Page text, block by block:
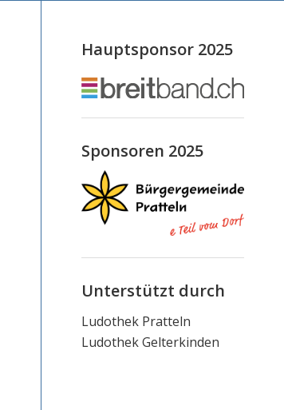
Hauptsponsor 2025
Sponsoren 2025
Unterstützt durch
Ludothek Pratteln
Ludothek Gelterkinden